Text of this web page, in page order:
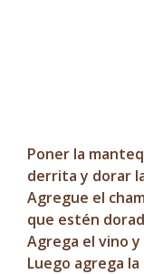
Poner la
derrita y dorar
Agregue el
que estén
Agrega el vino
Luego agrega